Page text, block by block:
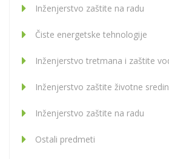
Inženjerstvo zaštite na radu
Čiste energetske tehnologije
Inženjerstvo tretmana i zaštite
Inženjerstvo zaštite životne
Inženjerstvo zaštite na radu
Ostali predmeti